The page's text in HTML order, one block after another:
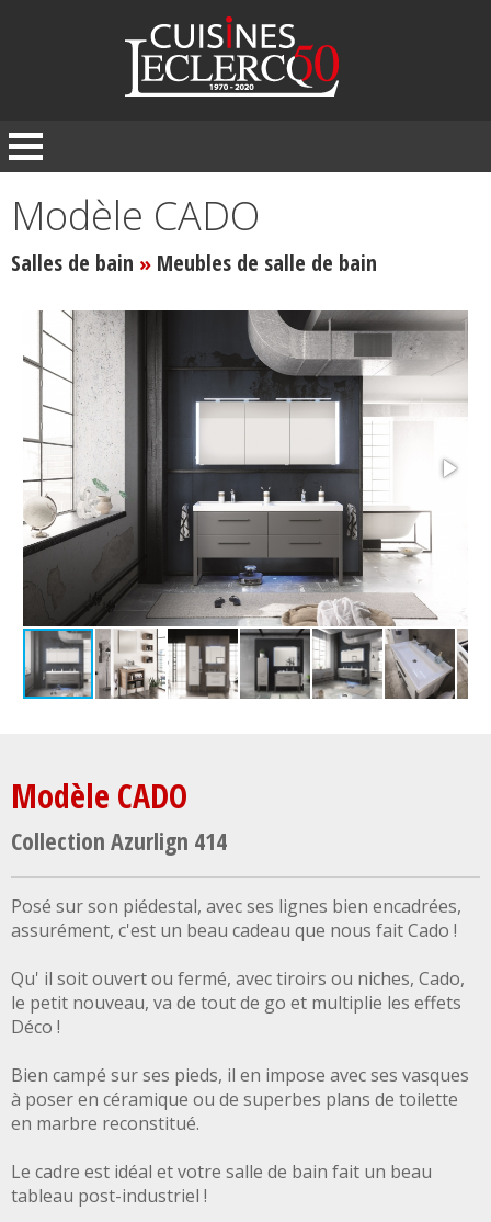
Modèle CADO
Salles de bain » Meubles de salle de bain
Modèle CADO
Collection Azurlign 414
Posé sur son piédestal, avec ses lignes bien encadrées,
assurément, c'est un beau cadeau que nous fait Cado !
Qu' il soit ouvert ou fermé, avec tiroirs ou niches, Cado,
le petit nouveau, va de tout de go et multiplie les effets
Déco !
Bien campé sur ses pieds, il en impose avec ses vasques
à poser en céramique ou de superbes plans de toilette
en marbre reconstitué.
Le cadre est idéal et votre salle de bain fait un beau
tableau post-industriel !